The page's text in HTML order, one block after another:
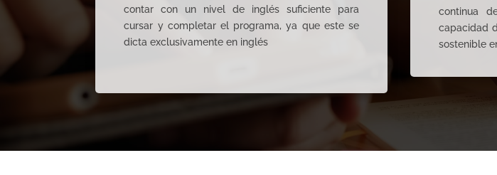
contar con un nivel de inglés suficiente para
cursar y completar el programa, ya que este se
dicta exclusivamente en inglés
continua
capacidad
sostenible